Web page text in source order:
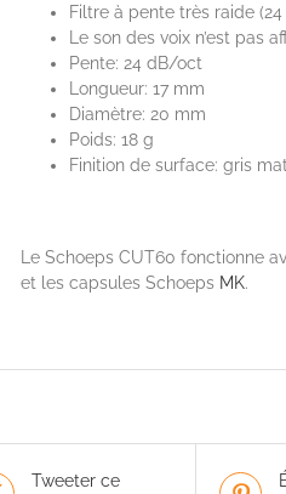
Filtre à pente très raide
Le son des voix n’est pas
Pente: 24 dB/oct
Longueur: 17 mm
Diamètre: 20 mm
Poids: 18 g
Finition de surface: gris mat
Le Schoeps CUT60 fonctionne
et les capsules Schoeps MK.
Tweeter ce